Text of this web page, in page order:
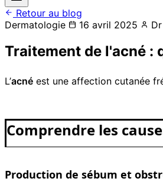
Retour au blog
Dermatologie
16 avril 2025
Traitement de l'acné :
L’acné est une affection cutanée
Comprendre les
Production de sébum et